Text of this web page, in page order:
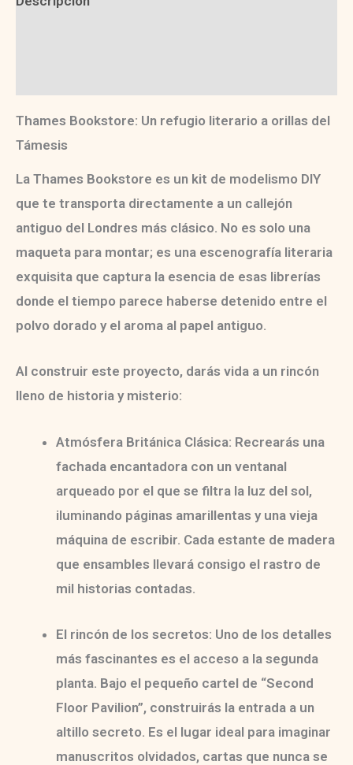
Thames Bookstore: Un refugio literario a orillas del
Támesis
La Thames Bookstore es un kit de modelismo DIY
que te transporta directamente a un callejón
antiguo del Londres más clásico. No es solo una
maqueta para montar; es una escenografía literaria
exquisita que captura la esencia de esas librerías
donde el tiempo parece haberse detenido entre el
polvo dorado y el aroma al papel antiguo.
Al construir este proyecto, darás vida a un rincón
lleno de historia y misterio:
Atmósfera Británica Clásica: Recrearás una
fachada encantadora con un ventanal
arqueado por el que se filtra la luz del sol,
iluminando páginas amarillentas y una vieja
máquina de escribir. Cada estante de madera
que ensambles llevará consigo el rastro de
mil historias contadas.
El rincón de los secretos: Uno de los detalles
más fascinantes es el acceso a la segunda
planta. Bajo el pequeño cartel de “Second
Floor Pavilion”, construirás la entrada a un
altillo secreto. Es el lugar ideal para imaginar
manuscritos olvidados, cartas que nunca se